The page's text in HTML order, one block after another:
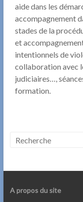
aide dans les
accompagnement
stades de la
et
intentionnels de
collaboration avec
judiciaires…,
formation.
A propos du site